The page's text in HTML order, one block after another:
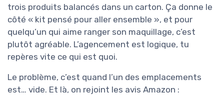
trois produits balancés dans un carton. Ça donne le
côté « kit pensé pour aller ensemble », et pour
quelqu’un qui aime ranger son maquillage, c’est
plutôt agréable. L’agencement est logique, tu
repères vite ce qui est quoi.
Le problème, c’est quand l’un des emplacements
est… vide. Et là, on rejoint les avis Amazon :